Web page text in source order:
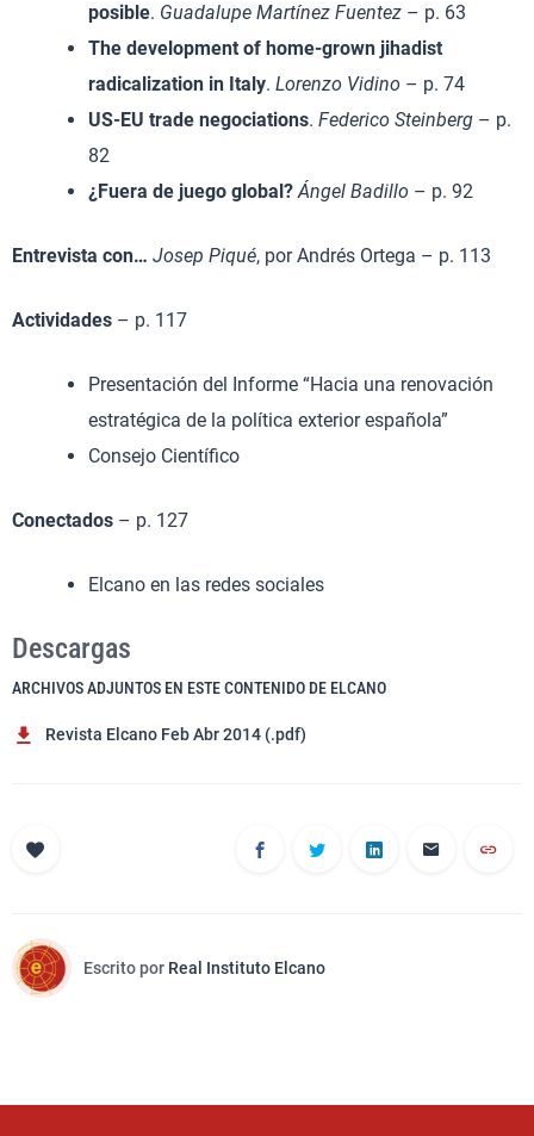
posible. Guadalupe Martínez Fuentez – p. 63
The development of home-grown jihadist
radicalization in Italy. Lorenzo Vidino – p. 74
US-EU trade negociations. Federico Steinberg – p.
82
¿Fuera de juego global? Ángel Badillo – p. 92
Entrevista con… Josep Piqué, por Andrés Ortega – p. 113
Actividades – p. 117
Presentación del Informe “Hacia una renovación
estratégica de la política exterior española”
Consejo Científico
Conectados – p. 127
Elcano en las redes sociales
Descargas
ARCHIVOS ADJUNTOS EN ESTE CONTENIDO DE ELCANO
Revista Elcano Feb Abr 2014 (.pdf)
Escrito por Real Instituto Elcano